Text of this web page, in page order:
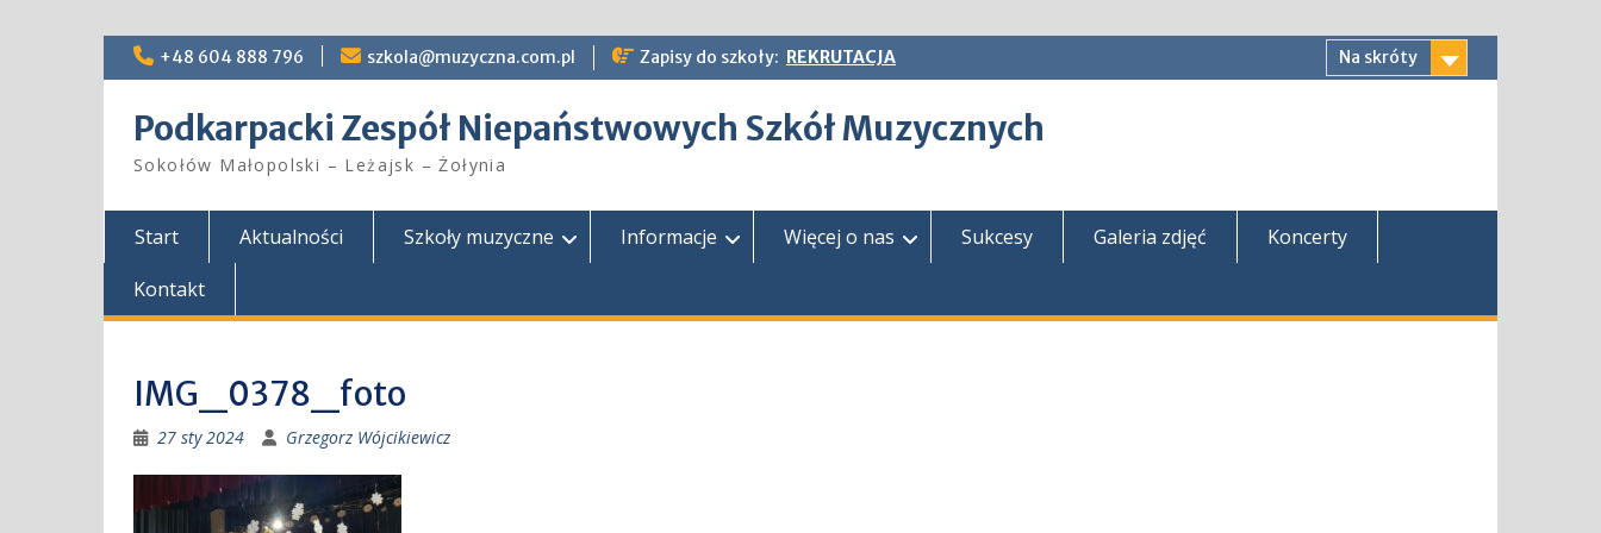
Skip
+48 604 888 796 szkola@muzyczna.com.pl Zapisy do szkoły: REKRUTACJA Na skróty
Podkarpacki Zespół Niepaństwowych Szkół Muzycznych
Sokołów Małopolski – Leżajsk – Żołynia
Start Aktualności Szkoły muzyczne Informacje Więcej o nas Sukcesy Galeria zdjęć
Koncerty
Kontakt
IMG_0378_foto
27 sty 2024 Grzegorz Wójcikiewicz